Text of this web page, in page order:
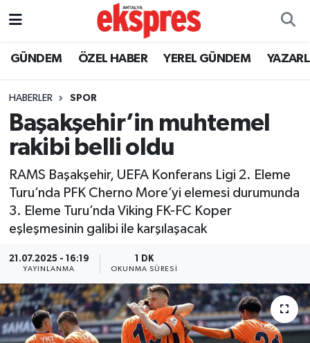
GÜNDEM ÖZEL HABER YEREL GÜNDEM
HABERLER SPOR
Başakşehir’in muhtemel
rakibi belli oldu
RAMS Başakşehir, UEFA Konferans Ligi 2. Eleme
Turu’nda PFK Cherno More’yi elemesi durumunda
3. Eleme Turu’nda Viking FK-FC Koper
eşleşmesinin galibi ile karşılaşacak
21.07.2025 - 16:19
YAYINLANMA
1 DK
OKUNMA SÜRESI
ÖZEL HABER
YEREL GÜNDEM
EKONOMİ
KÜLTÜR - SANAT
SPOR
SİYASET
SAĞLIK
DÜNYA
Nöbetçi Eczaneler
Trafik Durumu
Süper Lig Puan Durumu ve Fikstür
Tüm Manşetler
Son Dakika Haberleri
Haber Arşivi